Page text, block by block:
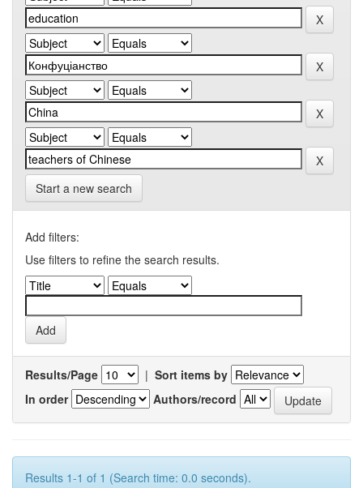
Start a new search
Add filters:
Use filters to refine the search results.
Results/Page | Sort items by
In order
Authors/record
Results 1-1 of 1 (Search time: 0.0 seconds).